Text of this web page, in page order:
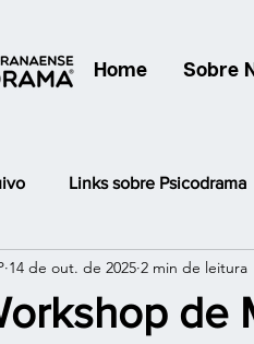
Home Sobre
Links sobre Psicodrama
de Psicodrama Grupo Dos
de
14 de out. de 2025 2 min de leitura